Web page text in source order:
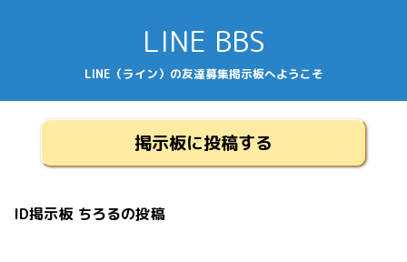
LINE BBS
LINE（ライン）の友達募集掲示板へようこそ
掲示板に投稿する
ID掲示板 ちろるの投稿